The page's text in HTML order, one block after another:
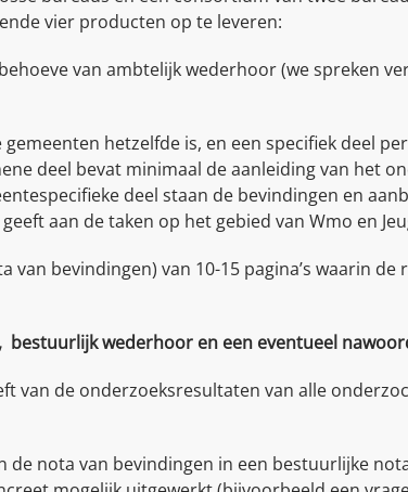
vier producten op te leveren:
van ambtelijk wederhoor (we spreken
hetzelfde is, en een specifiek deel
deel bevat minimaal de aanleiding van het
deel staan de bevindingen en
aan de taken op het gebied van Wmo en
van bevindingen) van 10-15 pagina’s waarin de
bestuurlijk wederhoor en een eventueel
van de onderzoeksresultaten van alle
de nota van bevindingen in een bestuurlijke